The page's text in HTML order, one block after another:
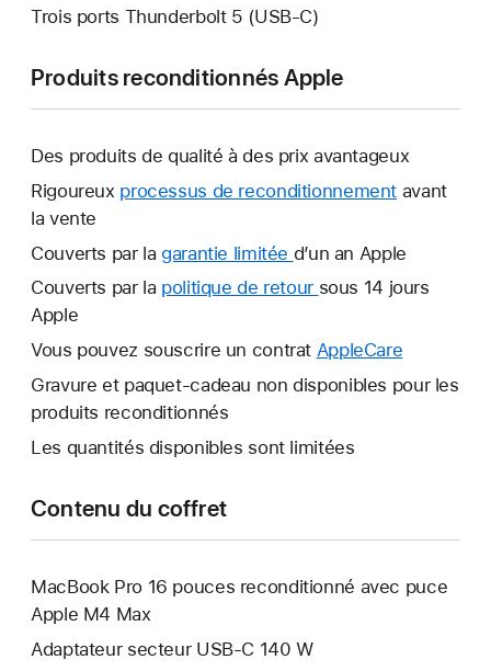
Trois ports Thunderbolt 5 (USB‑C)
Produits reconditionnés Apple
Des produits de qualité à des prix avantageux
Rigoureux processus de reconditionnement avant
la vente
Couverts par la garantie limitée Une
nouvelle
d’un an Apple
Couverts par la politique de retour Une
fenêtre
sous 14 jours
Apple
Vous pouvez souscrire un contrat AppleCare
nouvelle
Gravure et paquet-cadeau non disponibles pour les
produits reconditionnés
Les quantités disponibles sont limitées
Contenu du coffret
MacBook Pro 16 pouces reconditionné avec puce
Apple M4 Max
Adaptateur secteur USB-C 140 W